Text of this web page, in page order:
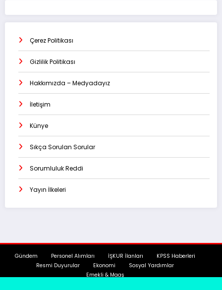
Çerez Politikası
Gizlilik Politikası
Hakkımızda – Medyadayız
İletişim
Künye
Sıkça Sorulan Sorular
Sorumluluk Reddi
Yayın İlkeleri
Gündem Personel Alımları İŞKUR İlanları
KPSS Haberleri
Resmi Duyurular
Ekonomi
Sosyal Yardımlar
Emekli & Maaş